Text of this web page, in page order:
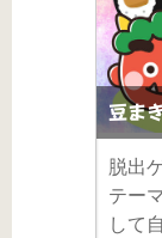
豆ま
脱出
テー
して